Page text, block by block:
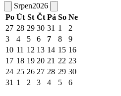
Srpen2026
Po Út St Čt Pá So Ne
27 28 29 30 31 1
2
3
4 5 6 7 8
9
10 11 12 13 14 15 16
17 18 19 20 21 22 23
24 25 26 27 28 29 30
31 1 2 3 4 5 6